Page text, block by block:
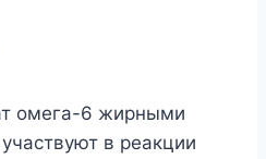
омега-6 жирными
в реакции